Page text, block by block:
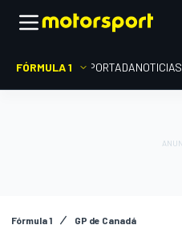
FÓRMULA 1 PORTADANOTICIAS
Fórmula 1 GP de Canadá